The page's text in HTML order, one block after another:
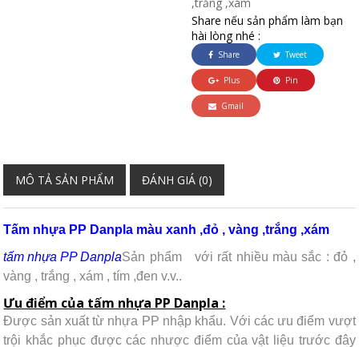
Share nếu sản phẩm làm bạn
hài lòng nhé :
Share Tweet
Plus Pin
Gmail
MÔ TẢ SẢN PHẨM ĐÁNH GIÁ (0)
Tấm nhựa PP Danpla màu xanh ,đỏ , vàng ,trắng ,xám
Sản phẩm
tấm nhựa PP Danpla
với rất nhiều màu sắc : đỏ ,
vàng , trắng , xám , tím ,đen v.v..
Ưu điểm của tấm nhựa PP Danpla :
Được sản xuất từ nhựa PP nhập khẩu. Với các ưu điểm vượt
trội khắc phục được các nhược điểm của vật liệu trước đây